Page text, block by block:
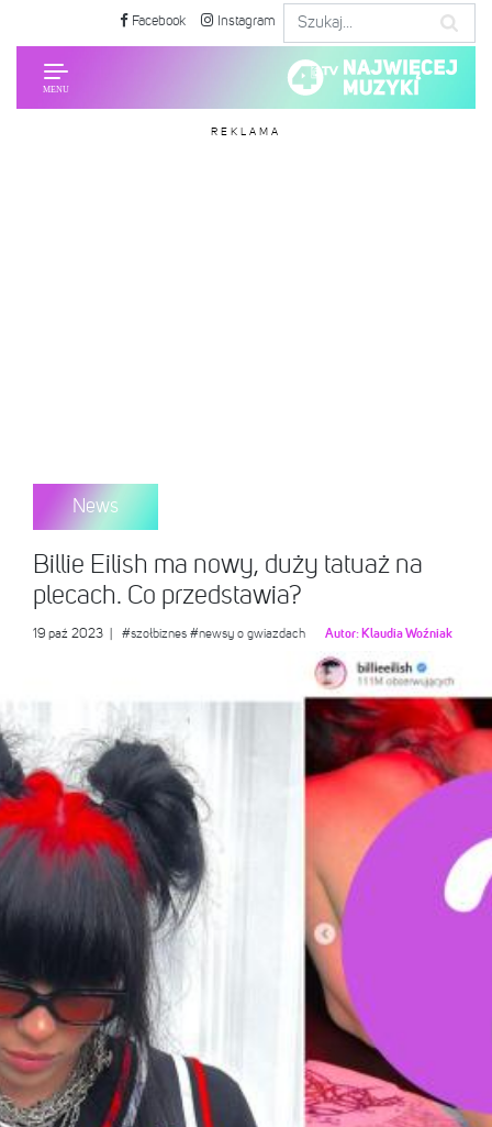
Facebook Instagram
REKLAMA
News
Billie Eilish ma nowy, duży tatuaż na
plecach. Co przedstawia?
19 paź 2023 #szołbiznes #newsy o gwiazdach Autor: Klaudia Woźniak